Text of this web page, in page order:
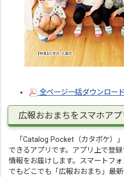
全ページ一括ダウンロー
広報おおまちをスマホアプ
「Catalog Pocket（カタポケ）
できるアプリです。アプリ上で登
情報をお届けします。スマートフ
でもどこでも「広報おおまち」最